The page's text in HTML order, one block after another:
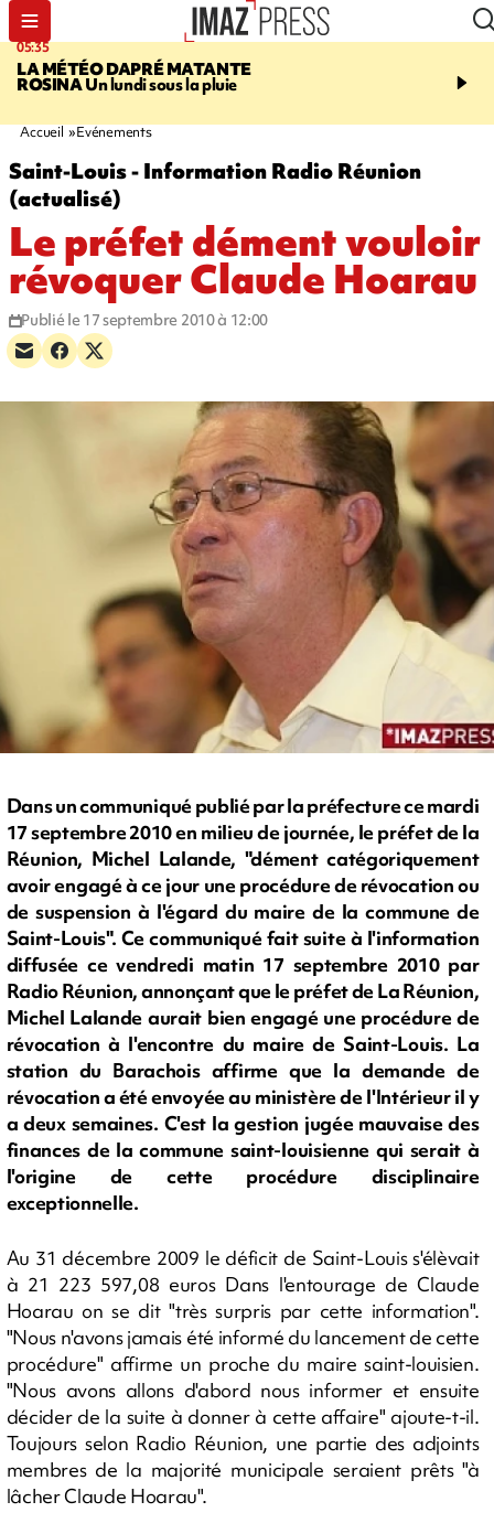
05:35
LA MÉTÉO DAPRÉ MATANTE
ROSINAUn lundi sous la pluie
07:47
ses deux enfants
Accueil Evénements
Saint-Louis - Information Radio Réunion
(actualisé)
Le préfet dément vouloir
révoquer Claude Hoarau
Publié le 17 septembre 2010 à 12:00
Dans un communiqué publié par la préfecture ce mardi
17 septembre 2010 en milieu de journée, le préfet de la
Réunion, Michel Lalande, "dément catégoriquement
avoir engagé à ce jour une procédure de révocation ou
de suspension à l'égard du maire de la commune de
Saint-Louis". Ce communiqué fait suite à l'information
diffusée ce vendredi matin 17 septembre 2010 par
Radio Réunion, annonçant que le préfet de La Réunion,
Michel Lalande aurait bien engagé une procédure de
révocation à l'encontre du maire de Saint-Louis. La
station du Barachois affirme que la demande de
révocation a été envoyée au ministère de l'Intérieur il y
a deux semaines. C'est la gestion jugée mauvaise des
finances de la commune saint-louisienne qui serait à
l'origine de cette procédure disciplinaire
exceptionnelle.
Au 31 décembre 2009 le déficit de Saint-Louis s'élèvait
à 21 223 597,08 euros Dans l'entourage de Claude
Hoarau on se dit "très surpris par cette information".
"Nous n'avons jamais été informé du lancement de cette
procédure" affirme un proche du maire saint-louisien.
"Nous avons allons d'abord nous informer et ensuite
décider de la suite à donner à cette affaire" ajoute-t-il.
Toujours selon Radio Réunion, une partie des adjoints
membres de la majorité municipale seraient prêts "à
lâcher Claude Hoarau".